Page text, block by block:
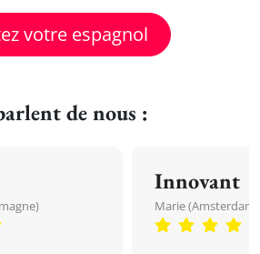
votre espagnol
de nous :
Innovant
Marie (Amsterdam,